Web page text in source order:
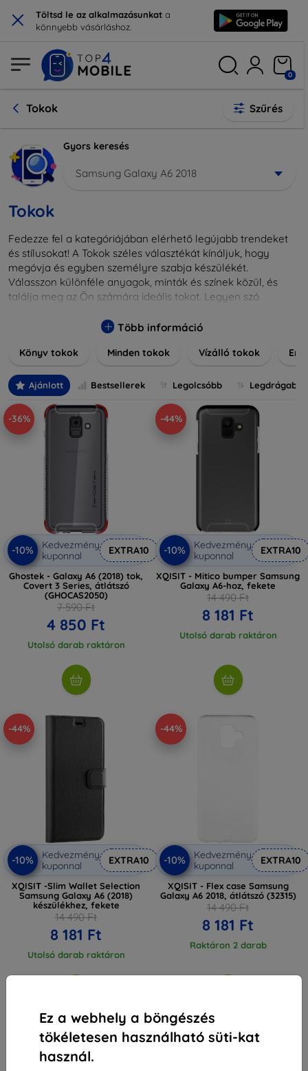
× Töltsd le az alkalmazásunkat a
könnyebb vásárláshoz.
Ez a webhely a böngészés
tökéletesen használható süti-kat
használ.
0
Tokok Szűrés
Gyors keresés
Samsung Galaxy A6 2018
Tokok
Fedezze fel a kategóriájában elérhető legújabb trendeket
és stílusokat! A Tokok széles választékát kínáljuk, hogy
megóvja és egyben személyre szabja készülékét.
Válasszon különféle anyagok, minták és színek közül, és
találja meg az Ön számára ideális tokot. Legyen szó
dizájnos mintákról, nálunk mindenki megtalálja a stílusához
még különlegesebbé eszközeit a tökéletes tokkal!
Több információ
Könyv tokok Minden tokok Vízálló tokok
Ajánlott Bestsellerek Legolcsóbb Legdrágabb
-36%
-10%
Kedvezmény
kuponnal
EXTRA10
Ghostek - Galaxy A6 (2018) tok,
Covert 3 Series, átlátszó
(GHOCAS2050)
7 590 Ft
4 850 Ft
Utolsó darab raktáron
-44%
-10%
Kedvezmény
kuponnal
EXTRA10
XQISIT - Mitico bumper Samsung
Galaxy A6-hoz, fekete
14 490 Ft
8 181 Ft
Utolsó darab raktáron
-44%
-10%
Kedvezmény
kuponnal
EXTRA10
XQISIT -Slim Wallet Selection
Samsung Galaxy A6 (2018)
készülékhez, fekete
14 490 Ft
8 181 Ft
Utolsó darab raktáron
-44%
-10%
Kedvezmény
kuponnal
EXTRA10
XQISIT - Flex case Samsung
Galaxy A6 2018, átlátszó (32315)
14 490 Ft
8 181 Ft
Raktáron 2 darab
Összes találat